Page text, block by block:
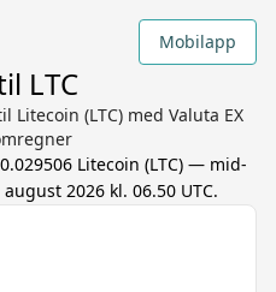
Mobilapp
LTC
Litecoin (LTC) med Valuta EX
0.029506 Litecoin (LTC) — mid-
august 2026 kl. 06.50 UTC.